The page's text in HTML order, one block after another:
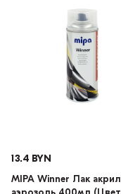
13.4 BYN
MIPA Winner Лак